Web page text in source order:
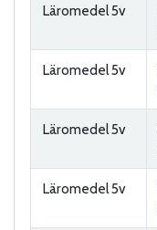
Läromedel 5v
Läromedel 5v
Läromedel 5v
Läromedel 5v